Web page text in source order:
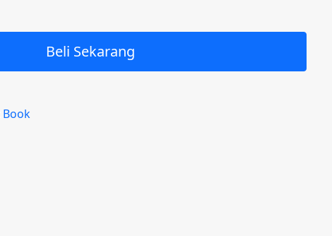
Beli Sekarang
Book